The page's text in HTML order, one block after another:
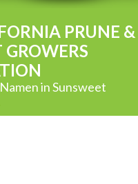
PRUNE &
in Sunsweet